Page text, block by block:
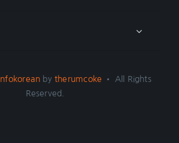
Infokorean bytherumcoke • All Rights
Reserved.